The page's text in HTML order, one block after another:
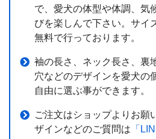
で、愛犬の体型や体調、気
びを楽しんで下さい。サイ
無料で行っております。
袖の長さ、ネック長さ、裏
穴などのデザインを愛犬の
自由に選ぶ事ができます。
ご注文はショップよりお願
ザインなどのご質問は 「